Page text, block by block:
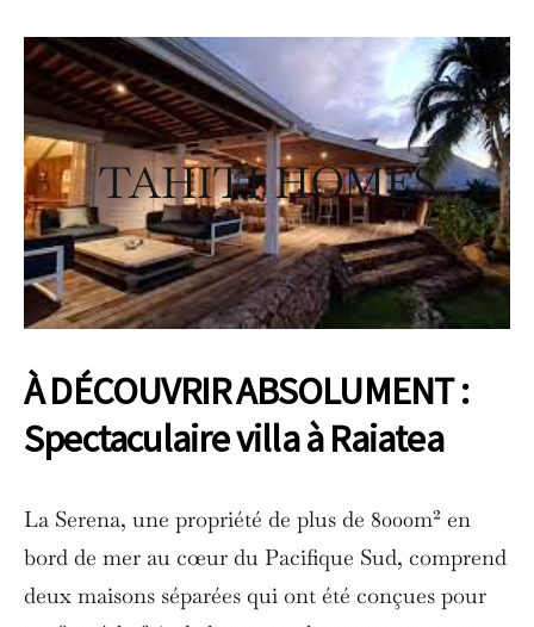
TAHITI HOMES
À DÉCOUVRIR ABSOLUMENT :
Spectaculaire villa à Raiatea
La Serena, une propriété de plus de 8000m² en
bord de mer au cœur du Pacifique Sud, comprend
deux maisons séparées qui ont été conçues pour